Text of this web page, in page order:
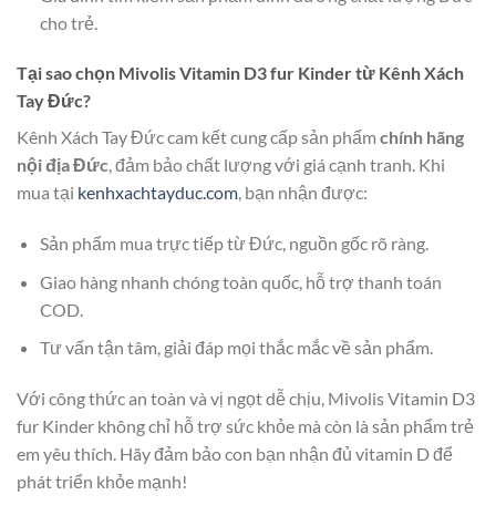
cho trẻ.
Tại sao chọn Mivolis Vitamin D3 fur Kinder từ Kênh Xách
Tay Đức?
Kênh Xách Tay Đức cam kết cung cấp sản phẩm chính hãng
nội địa Đức, đảm bảo chất lượng với giá cạnh tranh. Khi
mua tại kenhxachtayduc.com, bạn nhận được:
Sản phẩm mua trực tiếp từ Đức, nguồn gốc rõ ràng.
Giao hàng nhanh chóng toàn quốc, hỗ trợ thanh toán
COD.
Tư vấn tận tâm, giải đáp mọi thắc mắc về sản phẩm.
Với công thức an toàn và vị ngọt dễ chịu, Mivolis Vitamin D3
fur Kinder không chỉ hỗ trợ sức khỏe mà còn là sản phẩm trẻ
em yêu thích. Hãy đảm bảo con bạn nhận đủ vitamin D để
phát triển khỏe mạnh!